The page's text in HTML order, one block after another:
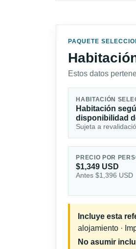
PAQUETE
Estos datos
HABITACIÓN
Habitación
disponibilidad
Sujeta a
PRECIO POR
$1,349 USD
Antes $1,396 USD
Incluye esta
alojamiento ·
No asumir